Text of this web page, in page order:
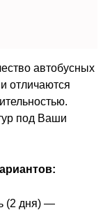
автобусных
отличаются
под Ваши
(2 дня) —